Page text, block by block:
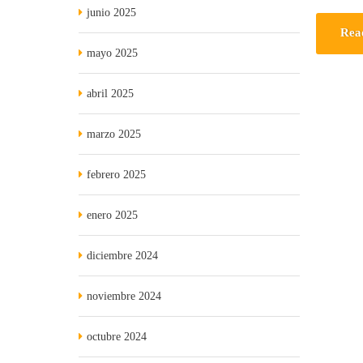
junio 2025
mayo 2025
abril 2025
marzo 2025
febrero 2025
enero 2025
diciembre 2024
noviembre 2024
octubre 2024